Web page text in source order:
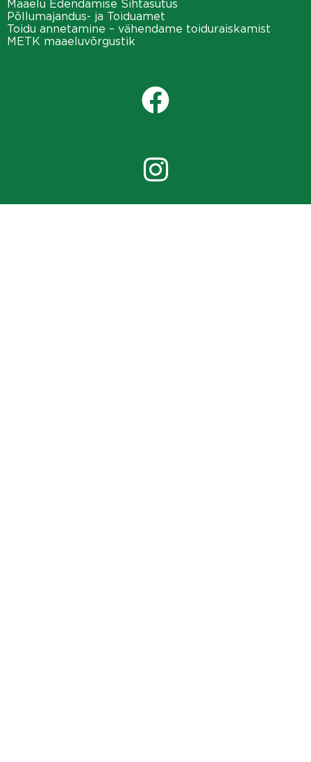
Maaelu Edendamise Sihtasutus
Põllumajandus- ja Toiduamet
Toidu annetamine – vähendame toiduraiskamist
METK maaeluvõrgustik